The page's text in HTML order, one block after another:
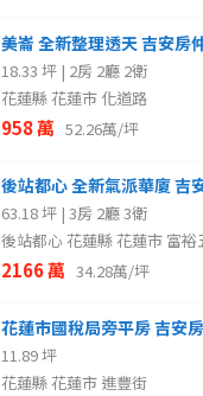
美崙 全新整理透天 吉安房
18.33 坪 | 2房 2廳 2衛
花蓮縣 花蓮市 化道路
958 萬 52.26萬/坪
後站都心 全新氣派華廈 吉
63.18 坪 | 3房 2廳 3衛
後站都心 花蓮縣 花蓮市 富裕
2166 萬 34.28萬/坪
花蓮市國稅局旁平房 吉安
11.89 坪
花蓮縣 花蓮市 進豐街